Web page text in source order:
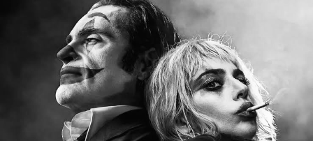
publicación
publicación